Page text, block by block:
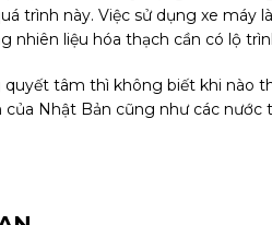
trình này. Việc sử dụng xe máy
nhiên liệu hóa thạch cần có lộ
quyết tâm thì không biết khi nào
Nhật Bản cũng như các